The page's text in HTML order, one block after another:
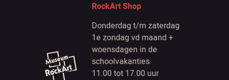
RockArt Shop
Donderdag t/m zaterdag
1e zondag vd maand +
woensdagen in de
schoolvakanties
11.00 tot 17.00 uur